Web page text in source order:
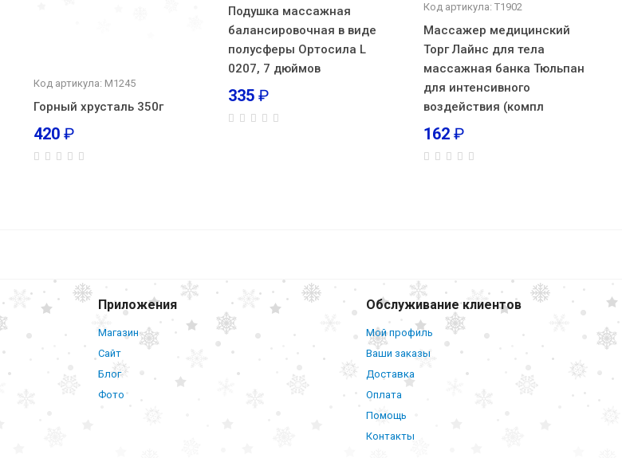
Код артикула: М1245
Горный хрусталь 350г
420 ₽
Подушка массажная
балансировочная в виде
полусферы Ортосила L
0207, 7 дюймов
335 ₽
Код артикула: Т1902
Массажер медицинский
Торг Лайнс для тела
массажная банка Тюльпан
для интенсивного
воздействия (компл
162 ₽
Приложения
Магазин
Сайт
Блог
Фото
Обслуживание клиентов
Мой профиль
Ваши заказы
Доставка
Оплата
Помощь
Контакты